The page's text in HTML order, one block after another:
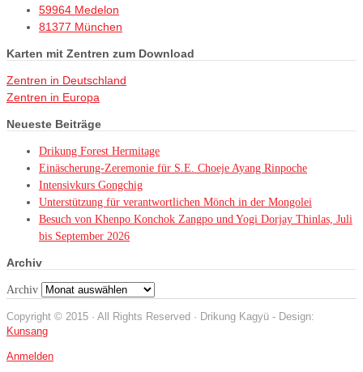
59964 Medelon
81377 München
Karten mit Zentren zum Download
Zentren in Deutschland
Zentren in Europa
Neueste Beiträge
Drikung Forest Hermitage
Einäscherung-Zeremonie für S.E. Choeje Ayang Rinpoche
Intensivkurs Gongchig
Unterstützung für verantwortlichen Mönch in der Mongolei
Besuch von Khenpo Konchok Zangpo und Yogi Dorjay Thinlas, Juli
bis September 2026
Archiv
Archiv
Copyright © 2015 · All Rights Reserved · Drikung Kagyü - Design:
Kunsang
Anmelden